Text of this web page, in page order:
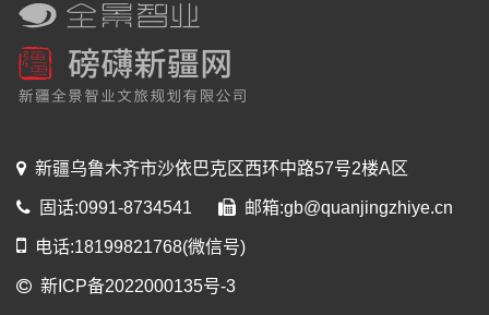
新疆乌鲁木齐市沙依巴克区西环中路57号2楼A区
固话:0991-8734541 邮箱:gb@quanjingzhiye.cn
电话:18199821768(微信号)
新ICP备2022000135号-3